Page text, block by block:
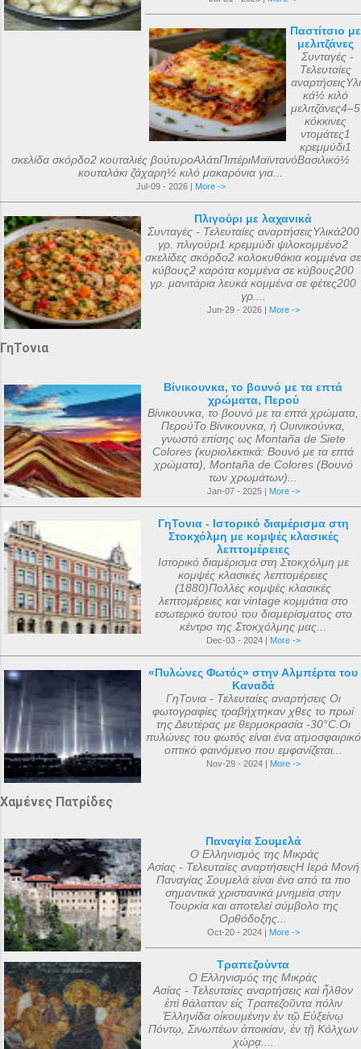
Παστίτσιο με
μελιτζάνες
Συνταγές -
Τελευταίες
αναρτήσειςΥλι
κά½ κιλό
μελιτζάνες4–5
κόκκινες
ντομάτες1
κρεμμύδι1
σκελίδα σκόρδο2 κουταλιές βούτυροΑλάτιΠιπέριΜαϊντανόΒασιλικό½
κουταλάκι ζάχαρη½ κιλό μακαρόνια για...
Jul-09 - 2026 | More ->
Πλιγούρι με λαχανικά
Συνταγές - Τελευταίες αναρτήσειςΥλικά200
γρ. πλιγούρι1 κρεμμύδι ψιλοκομμένο2
σκελίδες σκόρδο2 κολοκυθάκια κομμένα σε
κύβους2 καρότα κομμένα σε κύβους200
γρ. μανιτάρια λευκά κομμένα σε φέτες200
γρ....
Jun-29 - 2026 | More ->
ΓηΤονια
Βίνικουνκα, το βουνό με τα επτά
χρώματα, Περού
Βίνικουνκα, το βουνό με τα επτά χρώματα,
ΠερούΤο Βίνικουνκα, ή Ουινικούνκα,
γνωστό επίσης ως Montaña de Siete
Colores (κυριολεκτικά: Βουνό με τα επτά
χρώματα), Montaña de Colores (Βουνό
των χρωμάτων)...
Jan-07 - 2025 | More ->
ΓηΤονια - Ιστορικό διαμέρισμα στη
Στοκχόλμη με κομψές κλασικές
λεπτομέρειες
Ιστορικό διαμέρισμα στη Στοκχόλμη με
κομψές κλασικές λεπτομέρειες
(1880)Πολλές κομψές κλασικές
λεπτομέρειες και vintage κομμάτια στο
εσωτερικό αυτού του διαμερίσματος στο
κέντρο της Στοκχόλμης μας...
Dec-03 - 2024 | More ->
«Πυλώνες Φωτός» στην Αλμπέρτα του
Καναδά
ΓηΤονια - Τελευταίες αναρτήσεις Οι
φωτογραφίες τραβήχτηκαν χθες το πρωί
της Δευτέρας με θερμοκρασία -30°C.Οι
πυλώνες του φωτός είναι ένα ατμοσφαιρικό
οπτικό φαινόμενο που εμφανίζεται...
Nov-29 - 2024 | More ->
Χαμένες Πατρίδες
Παναγία Σουμελά
Ο Ελληνισμός της Μικράς
Ασίας - Τελευταίες αναρτήσειςΗ Ιερά Μονή
Παναγίας Σουμελά είναι ένα από τα πιο
σημαντικά χριστιανικά μνημεία στην
Τουρκία και αποτελεί σύμβολο της
Ορθόδοξης...
Oct-20 - 2024 | More ->
Τραπεζούντα
Ο Ελληνισμός της Μικράς
Ασίας - Τελευταίες αναρτήσεις καὶ ἦλθον
ἐπὶ θάλατταν εἰς Τραπεζοῦντα πόλιν
Ἑλληνίδα οἰκουμένην ἐν τῷ Εὐξείνῳ
Πόντῳ, Σινωπέων ἀποικίαν, ἐν τῇ Κόλχων
χώρᾳ....